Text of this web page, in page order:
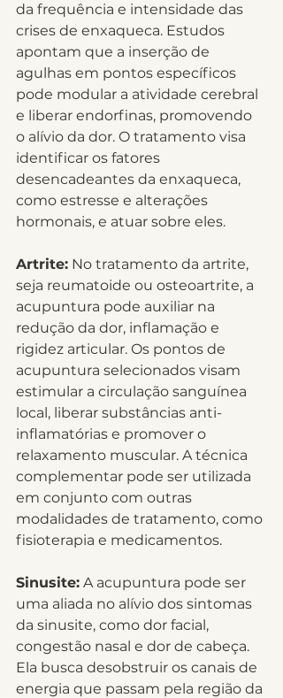
da frequência e intensidade das
crises de enxaqueca. Estudos
apontam que a inserção de
agulhas em pontos específicos
pode modular a atividade cerebral
e liberar endorfinas, promovendo
o alívio da dor. O tratamento visa
identificar os fatores
desencadeantes da enxaqueca,
como estresse e alterações
hormonais, e atuar sobre eles.
Artrite: No tratamento da artrite,
seja reumatoide ou osteoartrite, a
acupuntura pode auxiliar na
redução da dor, inflamação e
rigidez articular. Os pontos de
acupuntura selecionados visam
estimular a circulação sanguínea
local, liberar substâncias anti-
inflamatórias e promover o
relaxamento muscular. A técnica
complementar pode ser utilizada
em conjunto com outras
modalidades de tratamento, como
fisioterapia e medicamentos.
Sinusite: A acupuntura pode ser
uma aliada no alívio dos sintomas
da sinusite, como dor facial,
congestão nasal e dor de cabeça.
Ela busca desobstruir os canais de
energia que passam pela região da